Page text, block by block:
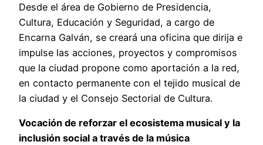
Desde el área de Gobierno de Presidencia,
Cultura, Educación y Seguridad, a cargo de
Encarna Galván, se creará una oficina que dirija e
impulse las acciones, proyectos y compromisos
que la ciudad propone como aportación a la red,
en contacto permanente con el tejido musical de
la ciudad y el Consejo Sectorial de Cultura.
Vocación de reforzar el ecosistema musical y la
inclusión social a través de la música